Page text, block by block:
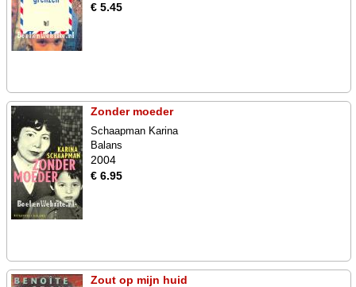
€ 5.45
Zonder moeder
Schaapman Karina
Balans
2004
€ 6.95
Zout op mijn huid